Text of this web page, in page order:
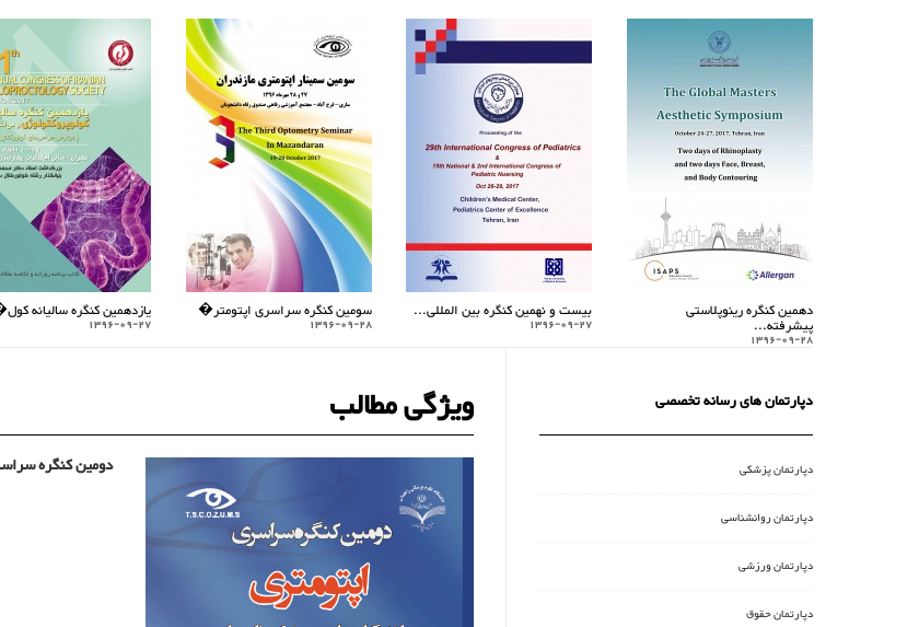
دهمین کنگره رینوپلاستی
پیشرفته...
1396-09-28
بیست و نهمین کنگره بین المللی...
1396-09-27
سومین کنگره سراسری اپتومتر�
1396-09-28
یازدهمین کنگره سالیانه
1396-09-27
ویژگی مطالب
دومین کنگره
دپارتمان های رسانه تخصصی
دپارتمان پزشکی
دپارتمان روانشناسی
دپارتمان ورزشی
دپارتمان حقوق